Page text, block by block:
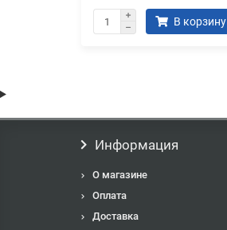
В корзину
Информация
О магазине
Оплата
Доставка